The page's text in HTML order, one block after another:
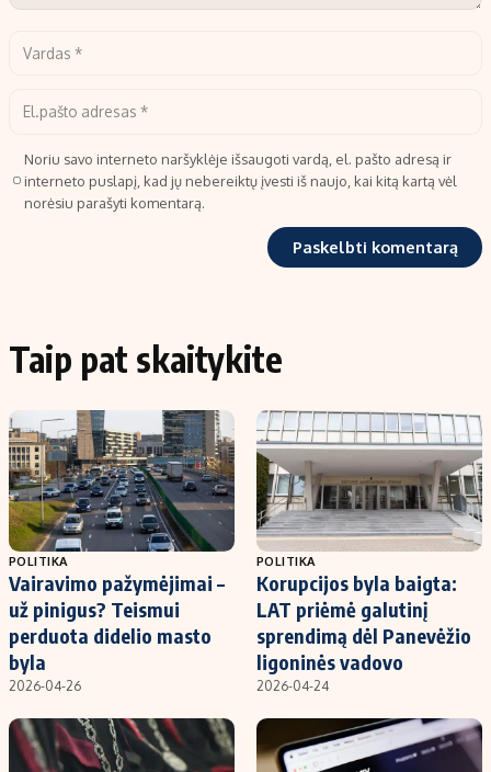
Noriu savo interneto naršyklėje išsaugoti vardą, el. pašto adresą ir
interneto puslapį, kad jų nebereiktų įvesti iš naujo, kai kitą kartą vėl
norėsiu parašyti komentarą.
Taip pat skaitykite
POLITIKA
Vairavimo pažymėjimai –
už pinigus? Teismui
perduota didelio masto
byla
2026-04-26
POLITIKA
Korupcijos byla baigta:
LAT priėmė galutinį
sprendimą dėl Panevėžio
ligoninės vadovo
2026-04-24